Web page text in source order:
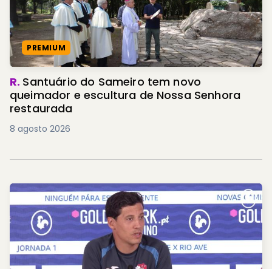
PREMIUM
R. Santuário do Sameiro tem novo
queimador e escultura de Nossa Senhora
restaurada
8 agosto 2026